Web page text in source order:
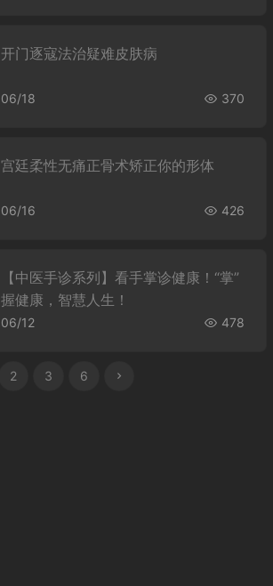
开门逐寇法治疑难皮肤病
06/18 370
宫廷柔性无痛正骨术矫正你的形体
06/16 426
【中医手诊系列】看手掌诊健康！“掌”
握健康，智慧人生！
06/12 478
2 3 6